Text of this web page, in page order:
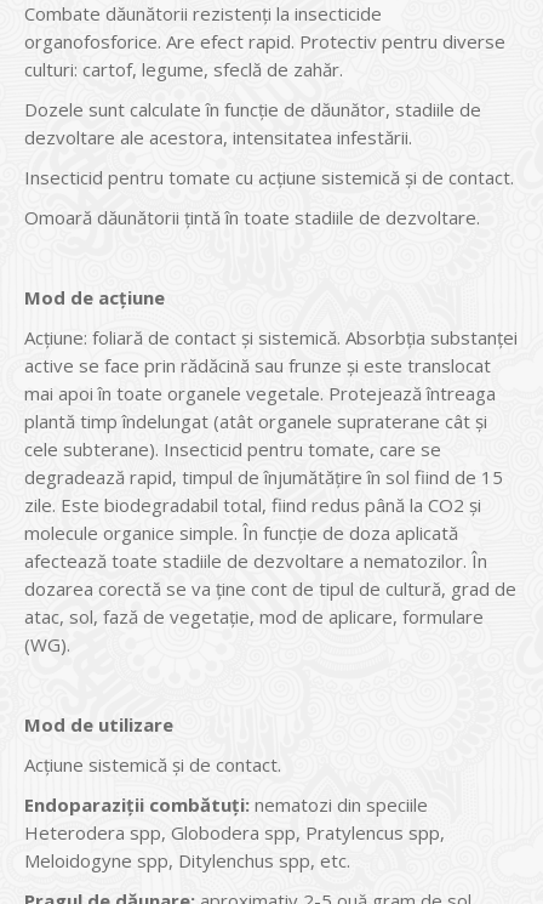
Combate dăunătorii rezistenţi la insecticide
organofosforice. Are efect rapid. Protectiv pentru diverse
culturi: cartof, legume, sfeclă de zahăr.
Dozele sunt calculate în funcţie de dăunător, stadiile de
dezvoltare ale acestora, intensitatea infestării.
Insecticid pentru tomate cu acţiune sistemică și de contact.
Omoară dăunătorii ţintă în toate stadiile de dezvoltare.
Mod de acţiune
Acţiune: foliară de contact și sistemică. Absorbţia substanţei
active se face prin rădăcină sau frunze și este translocat
mai apoi în toate organele vegetale. Protejează întreaga
plantă timp îndelungat (atât organele supraterane cât și
cele subterane). Insecticid pentru tomate, care se
degradează rapid, timpul de înjumătăţire în sol fiind de 15
zile. Este biodegradabil total, fiind redus până la CO2 și
molecule organice simple. În funcţie de doza aplicată
afectează toate stadiile de dezvoltare a nematozilor. În
dozarea corectă se va ţine cont de tipul de cultură, grad de
atac, sol, fază de vegetaţie, mod de aplicare, formulare
(WG).
Mod de utilizare
Acţiune sistemică și de contact.
Endoparaziţii combătuţi: nematozi din speciile
Heterodera spp, Globodera spp, Pratylencus spp,
Meloidogyne spp, Ditylenchus spp, etc.